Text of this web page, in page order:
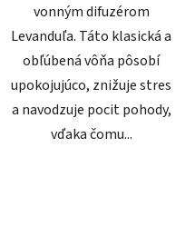
vonným difuzérom
Levanduľa. Táto klasická a
obľúbená vôňa pôsobí
upokojujúco, znižuje stres
a navodzuje pocit pohody,
vďaka čomu...